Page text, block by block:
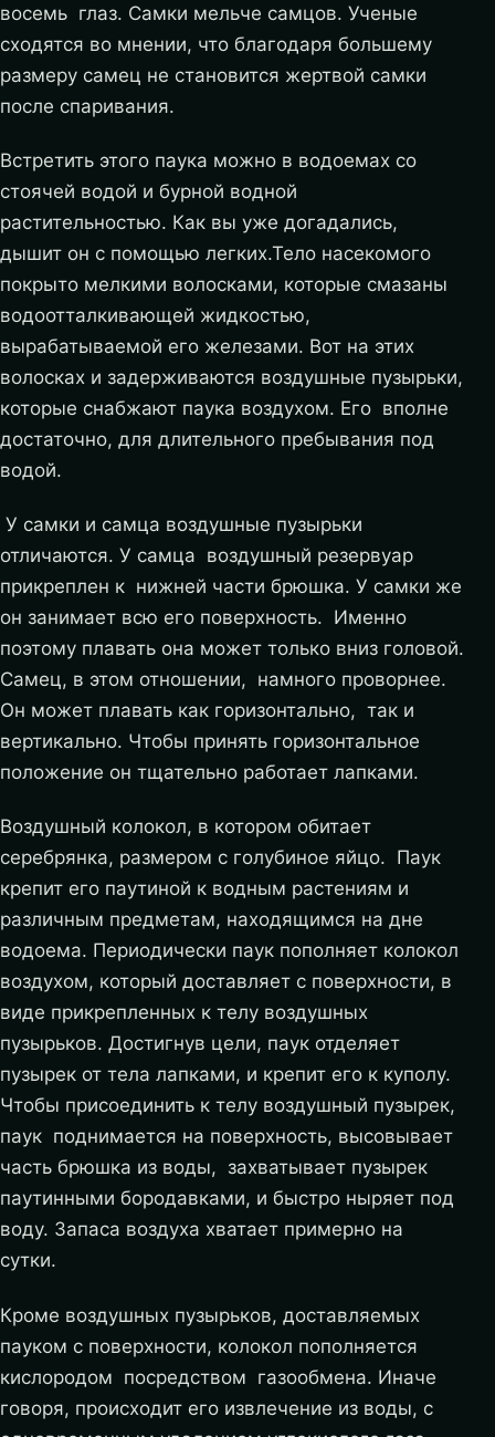
восемь глаз. Самки мельче самцов. Ученые
сходятся во мнении, что благодаря большему
размеру самец не становится жертвой самки
после спаривания.
Встретить этого паука можно в водоемах со
стоячей водой и бурной водной
растительностью. Как вы уже догадались,
дышит он с помощью легких.Тело насекомого
покрыто мелкими волосками, которые смазаны
водоотталкивающей жидкостью,
вырабатываемой его железами. Вот на этих
волосках и задерживаются воздушные пузырьки,
которые снабжают паука воздухом. Его вполне
достаточно, для длительного пребывания под
водой.
У самки и самца воздушные пузырьки
отличаются. У самца воздушный резервуар
прикреплен к нижней части брюшка. У самки же
он занимает всю его поверхность. Именно
поэтому плавать она может только вниз головой.
Самец, в этом отношении, намного проворнее.
Он может плавать как горизонтально, так и
вертикально. Чтобы принять горизонтальное
положение он тщательно работает лапками.
Воздушный колокол, в котором обитает
серебрянка, размером с голубиное яйцо. Паук
крепит его паутиной к водным растениям и
различным предметам, находящимся на дне
водоема. Периодически паук пополняет колокол
воздухом, который доставляет с поверхности, в
виде прикрепленных к телу воздушных
пузырьков. Достигнув цели, паук отделяет
пузырек от тела лапками, и крепит его к куполу.
Чтобы присоединить к телу воздушный пузырек,
паук поднимается на поверхность, высовывает
часть брюшка из воды, захватывает пузырек
паутинными бородавками, и быстро ныряет под
воду. Запаса воздуха хватает примерно на
сутки.
Кроме воздушных пузырьков, доставляемых
пауком с поверхности, колокол пополняется
кислородом посредством газообмена. Иначе
говоря, происходит его извлечение из воды, с